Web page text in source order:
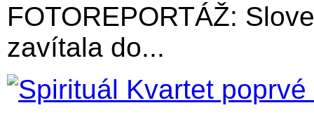
FOTOREPORTÁŽ:
zavítala do...